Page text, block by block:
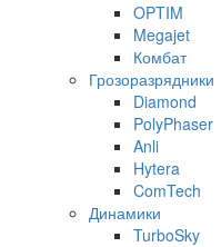
OPTIM
Megajet
Комбат
Грозоразрядники
Diamond
PolyPhaser
Anli
Hytera
ComTech
Динамики
TurboSky